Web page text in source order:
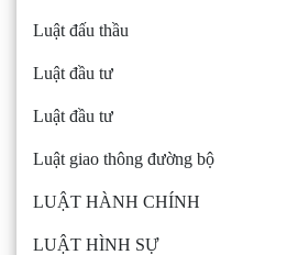
Luật đấu thầu
Luật đầu tư
Luật đầu tư
Luật giao thông đường bộ
LUẬT HÀNH CHÍNH
LUẬT HÌNH SỰ